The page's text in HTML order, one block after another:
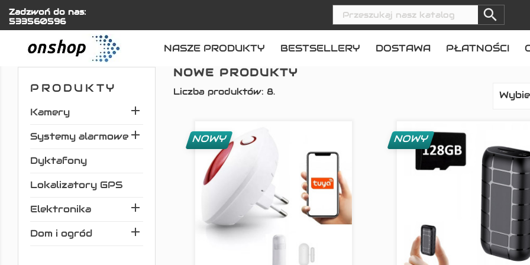
Zadzwoń do nas:
533560596

NASZE PRODUKTY BESTSELLERY DOSTAWA PŁATNOŚCI
Home Nowe produkty
PRODUKTY
Kamery 
Systemy alarmowe
Dyktafony
Lokalizatory GPS
Elektronika

Dom i ogród 
NOWE PRODUKTY
Liczba produktów: 8.
NOWY NOWY